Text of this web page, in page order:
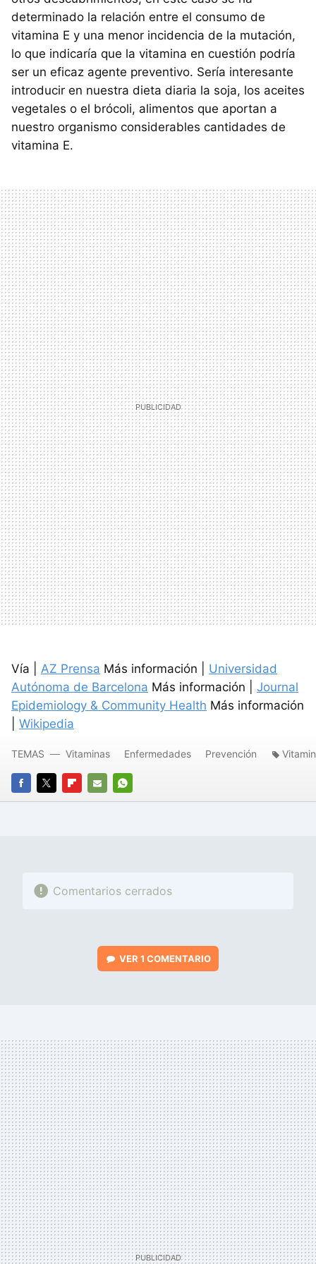
determinado la relación entre el consumo de
vitamina E y una menor incidencia de la mutación,
lo que indicaría que la vitamina en cuestión podría
ser un eficaz agente preventivo. Sería interesante
introducir en nuestra dieta diaria la soja, los aceites
vegetales o el brócoli, alimentos que aportan a
nuestro organismo considerables cantidades de
vitamina E.
Vía | AZ Prensa Más información | Universidad
Autónoma de Barcelona Más información | Journal
Epidemiology & Community Health Más información
Wikipedia
FACEBOOK
TWITTERFLIPBOARD
E-
WHATSAPP
TEMAS Vitaminas Enfermedades Prevención
Comentarios cerrados
VER 1 COMENTARIO